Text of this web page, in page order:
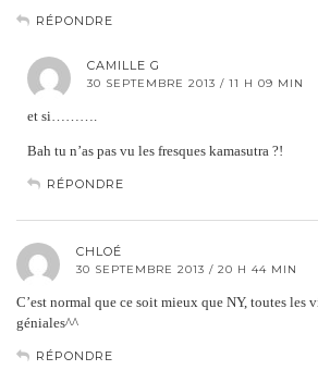
RÉPONDRE
CAMILLE G
30 SEPTEMBRE 2013 / 11 H 09 MIN
et si……….
Bah tu n’as pas vu les fresques kamasutra ?!
RÉPONDRE
CHLOÉ
30 SEPTEMBRE 2013 / 20 H 44 MIN
C’est normal que ce soit mieux que NY, toutes les
géniales^^
RÉPONDRE